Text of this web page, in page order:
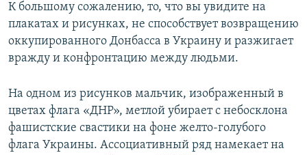
К большому сожалению, то, что вы увидите на
плакатах и рисунках, не способствует возвращению
оккупированного Донбасса в Украину и разжигает
вражду и конфронтацию между людьми.
На одном из рисунков мальчик, изображенный в
цветах флага «ДНР», метлой убирает с небосклона
фашистские свастики на фоне желто-голубого
флага Украины. Ассоциативный ряд намекает на